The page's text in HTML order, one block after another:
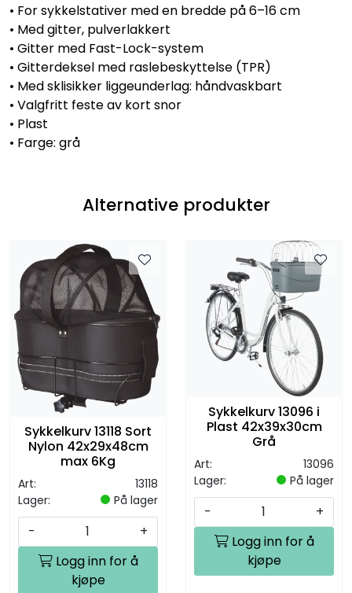
• For sykkelstativer med en bredde på 6–16 cm
• Med gitter, pulverlakkert
• Gitter med Fast-Lock-system
• Gitterdeksel med raslebeskyttelse (TPR)
• Med sklisikker liggeunderlag: håndvaskbart
• Valgfritt feste av kort snor
• Plast
• Farge: grå
Alternative produkter
Sykkelkurv 13118 Sort
Nylon 42x29x48cm
max 6Kg
Art:
13118
Lager:
På lager
-
+
Logg inn for å
kjøpe
Sykkelkurv 13096 i
Plast 42x39x30cm
Grå
Art:
13096
Lager:
På lager
-
+
Logg inn for å
kjøpe